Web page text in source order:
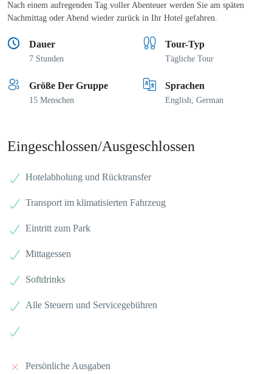
Nach einem aufregenden Tag voller Abenteuer werden Sie am späten
Nachmittag oder Abend wieder zurück in Ihr Hotel gefahren.
Dauer
7 Stunden
Tour-Typ
Tägliche Tour
Größe Der Gruppe
15 Menschen
Sprachen
English, German
Eingeschlossen/Ausgeschlossen
Hotelabholung und Rücktransfer
Transport im klimatisierten Fahrzeug
Eintritt zum Park
Mittagessen
Softdrinks
Alle Steuern und Servicegebühren
Persönliche Ausgaben